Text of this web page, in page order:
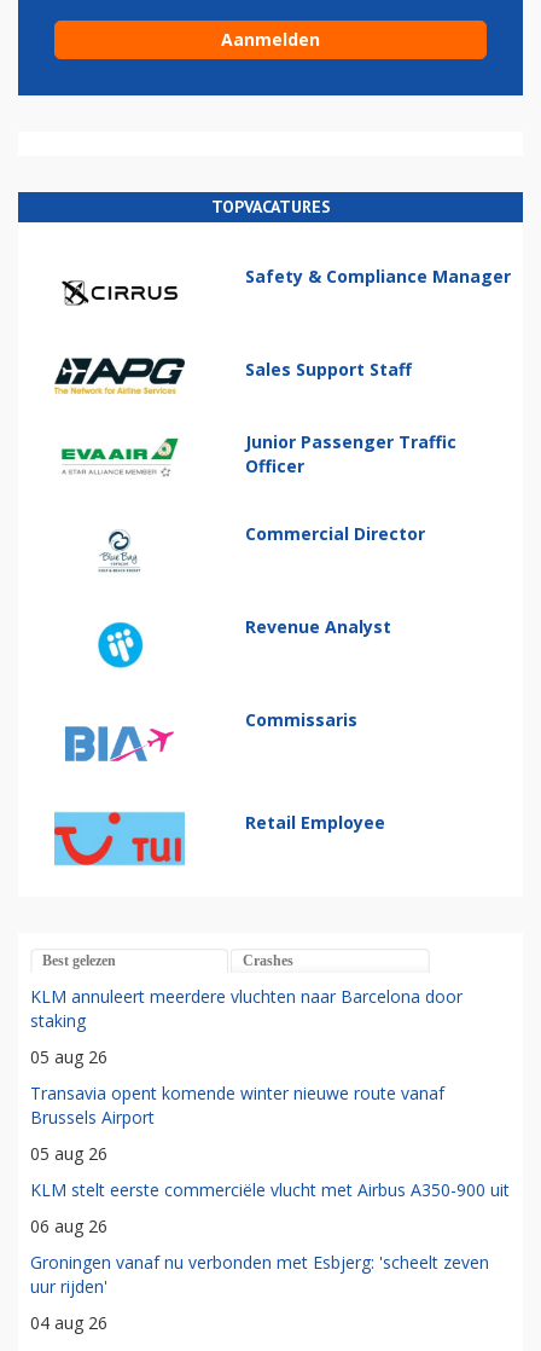
TOPVACATURES
Safety & Compliance Manager
Sales Support Staff
Junior Passenger Traffic
Officer
Commercial Director
Revenue Analyst
Commissaris
Retail Employee
Best gelezen Crashes
KLM annuleert meerdere vluchten naar Barcelona door
staking
05 aug 26
Transavia opent komende winter nieuwe route vanaf
Brussels Airport
05 aug 26
KLM stelt eerste commerciële vlucht met Airbus A350-900 uit
06 aug 26
Groningen vanaf nu verbonden met Esbjerg: 'scheelt zeven
uur rijden'
04 aug 26